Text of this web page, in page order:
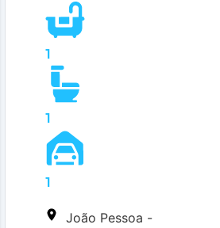
1
1
1
João Pessoa -